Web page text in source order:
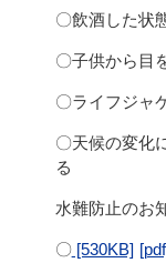
〇飲酒した状
〇子供から目
〇ライフジャ
〇天候の変化
る
水難防止のお
〇[530KB]